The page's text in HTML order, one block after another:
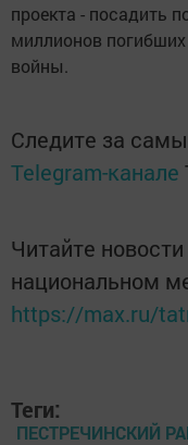
проекта - посадить
миллионов
войны.
Следите за
Telegram-канале
Читайте
национальном
https://max.ru/
Теги:
ПЕСТРЕЧИНСКИЙ